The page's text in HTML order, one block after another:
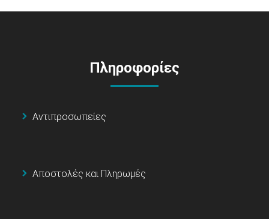
Πληροφορίες
Αντιπροσωπείες
Αποστολές και Πληρωμές